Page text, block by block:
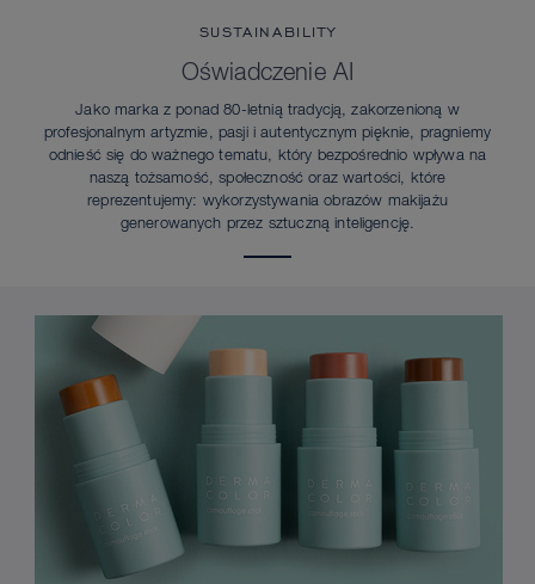
SUSTAINABILITY
Oświadczenie AI
Jako marka z ponad 80-letnią tradycją, zakorzenioną w
profesjonalnym artyzmie, pasji i autentycznym pięknie, pragniemy
odnieść się do ważnego tematu, który bezpośrednio wpływa na
naszą tożsamość, społeczność oraz wartości, które
reprezentujemy: wykorzystywania obrazów makijażu
generowanych przez sztuczną inteligencję.